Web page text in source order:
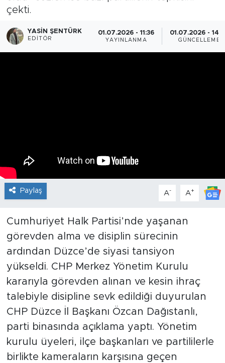
çekti.
YASIN ŞENTÜRK
EDITÖR
01.07.2026 - 11:36
YAYINLANMA
01.07.2026 -
GÜNCELLEME
Paylaş A- A+
Cumhuriyet Halk Partisi’nde yaşanan
görevden alma ve disiplin sürecinin
ardından Düzce’de siyasi tansiyon
yükseldi. CHP Merkez Yönetim Kurulu
kararıyla görevden alınan ve kesin ihraç
talebiyle disipline sevk edildiği duyurulan
CHP Düzce İl Başkanı Özcan Dağıstanlı,
parti binasında açıklama yaptı. Yönetim
kurulu üyeleri, ilçe başkanları ve partililerle
birlikte kameraların karşısına geçen